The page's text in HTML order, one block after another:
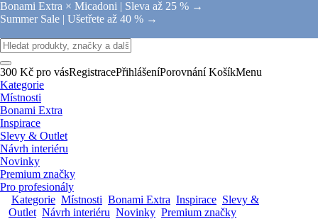
Bonami Extra × Micadoni | Sleva až 25 % →
Summer Sale | Ušetřete až 40 % →
300 Kč pro vásRegistracePřihlášeníPorovnání KošíkMenu
Kategorie
Místnosti
Bonami Extra
Inspirace
Slevy & Outlet
Návrh interiéru
Novinky
Premium značky
Pro profesionály
Kategorie Místnosti Bonami Extra Inspirace Slevy &
Outlet Návrh interiéru Novinky Premium značky